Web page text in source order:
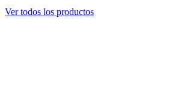
Ver todos los productos